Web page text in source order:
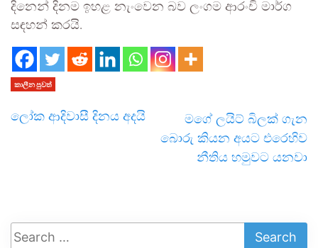
දිනෙන් දිනම ඉහළ නැංවෙන බව ලංගම ආරංචි මාර්ග
සඳහන් කරයි.
කාලීන පුවත්
ලෝක ආදිවාසී දිනය අදයි
මගේ ලයිට් බිලක් ගැන
බොරු කියන අයට එරෙහිව
නීතිය හමුවට යනවා